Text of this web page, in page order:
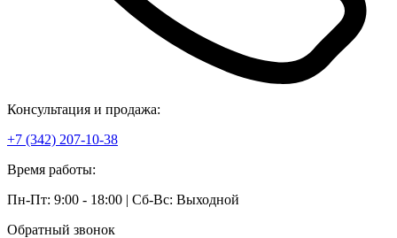
Консультация и продажа:
+7 (342) 207-10-38
Время работы:
Пн-Пт: 9:00 - 18:00 | Сб-Вс: Выходной
Обратный звонок